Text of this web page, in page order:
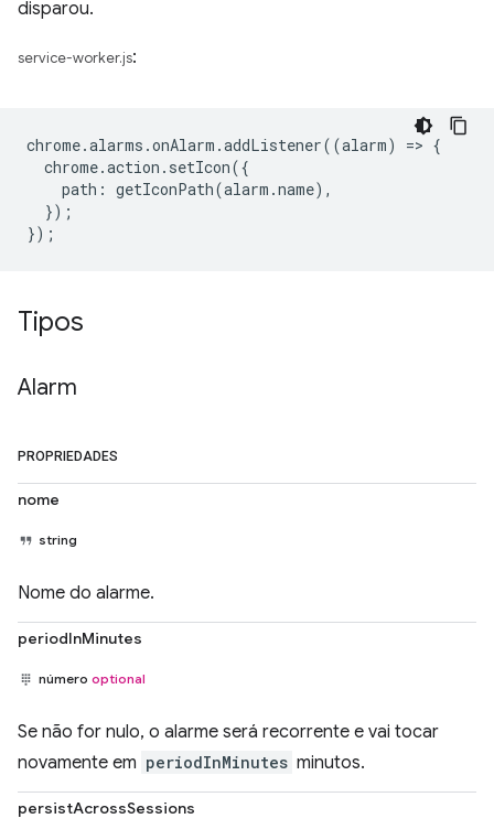
disparou.
service-worker.js:
chrome.alarms .onAlarm .addListener((alarm) => {
chrome.action . setIcon({
path : getIconPath(alarm .name),
});
});
Tipos
Alarm
PROPRIEDADES
nome
string
Nome do alarme.
periodInMinutes
número optional
Se não for nulo, o alarme será recorrente e vai tocar
novamente em periodInMinutes minutos.
persistAcrossSessions